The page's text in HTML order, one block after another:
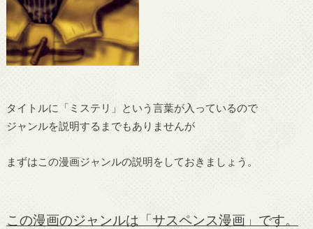
タイトルに「ミステリ」という言葉が入っているので
ジャンルを説明するまでもありませんが
まずはこの漫画ジャンルの説明をしておきましょう。
この漫画のジャンルは「サスペンス漫画」です。